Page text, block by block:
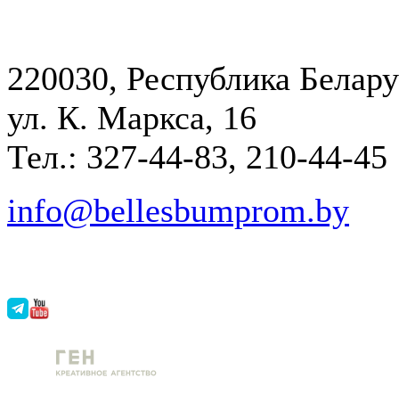
220030, Республика
ул. К. Маркса, 16
Тел.: 327-44-83, 210-44-45
info@bellesbumprom.by